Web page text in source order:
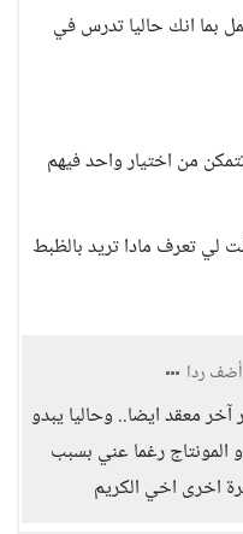
بما انك حاليا تدرس في
من اختيار واحد فيهم
لي تعرف مادا تريد بالظبط
أضف ردا
آخر معقد ايضا.. وحاليا يبدو
رغما عني بسبب
اخرى اخي الكريم